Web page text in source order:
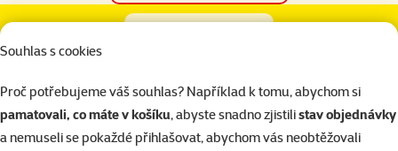
Souhlas s cookies
Proč potřebujeme váš souhlas? Například k tomu, abychom si
pamatovali, co máte v košíku, abyste snadno zjistilistav objednávky
a nemuseli se pokaždé přihlašovat, abychom vás neobtěžovali
Kabel topný ZOO MED 3,5 m 15W
Na začátek stránky
superzoo.product.detail.content
Kabelové topné těleso pro skleněná terária.
Je vyroben pro úsporné topení v tropickém, pouštním nebo teráriu
mírného pásma.